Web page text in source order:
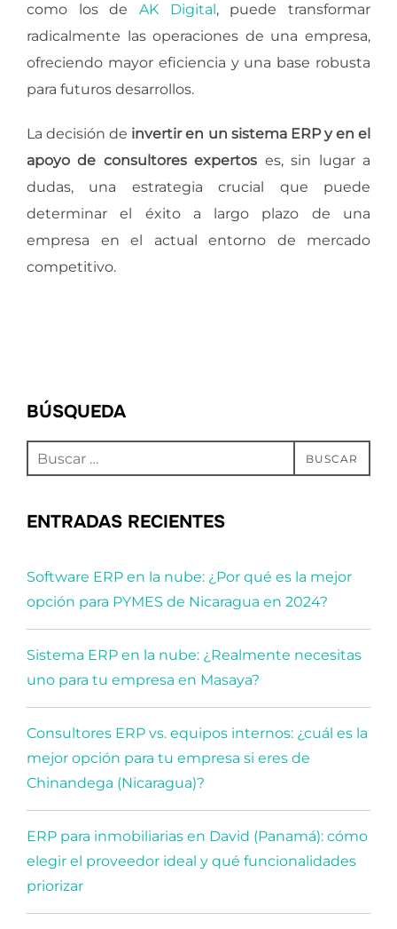
como los de AK Digital , puede transformar
radicalmente las operaciones de una empresa,
ofreciendo mayor eficiencia y una base robusta
para futuros desarrollos.
La decisión de invertir en un sistema ERP y en el
apoyo de consultores expertos es, sin lugar a
dudas, una estrategia crucial que puede
determinar el éxito a largo plazo de una
empresa en el actual entorno de mercado
competitivo.
BÚSQUEDA
Buscar: BUSCAR
ENTRADAS RECIENTES
Software ERP en la nube: ¿Por qué es la mejor
opción para PYMES de Nicaragua en 2024?
Sistema ERP en la nube: ¿Realmente necesitas
uno para tu empresa en Masaya?
Consultores ERP vs. equipos internos: ¿cuál es la
mejor opción para tu empresa si eres de
Chinandega (Nicaragua)?
ERP para inmobiliarias en David (Panamá): cómo
elegir el proveedor ideal y qué funcionalidades
priorizar